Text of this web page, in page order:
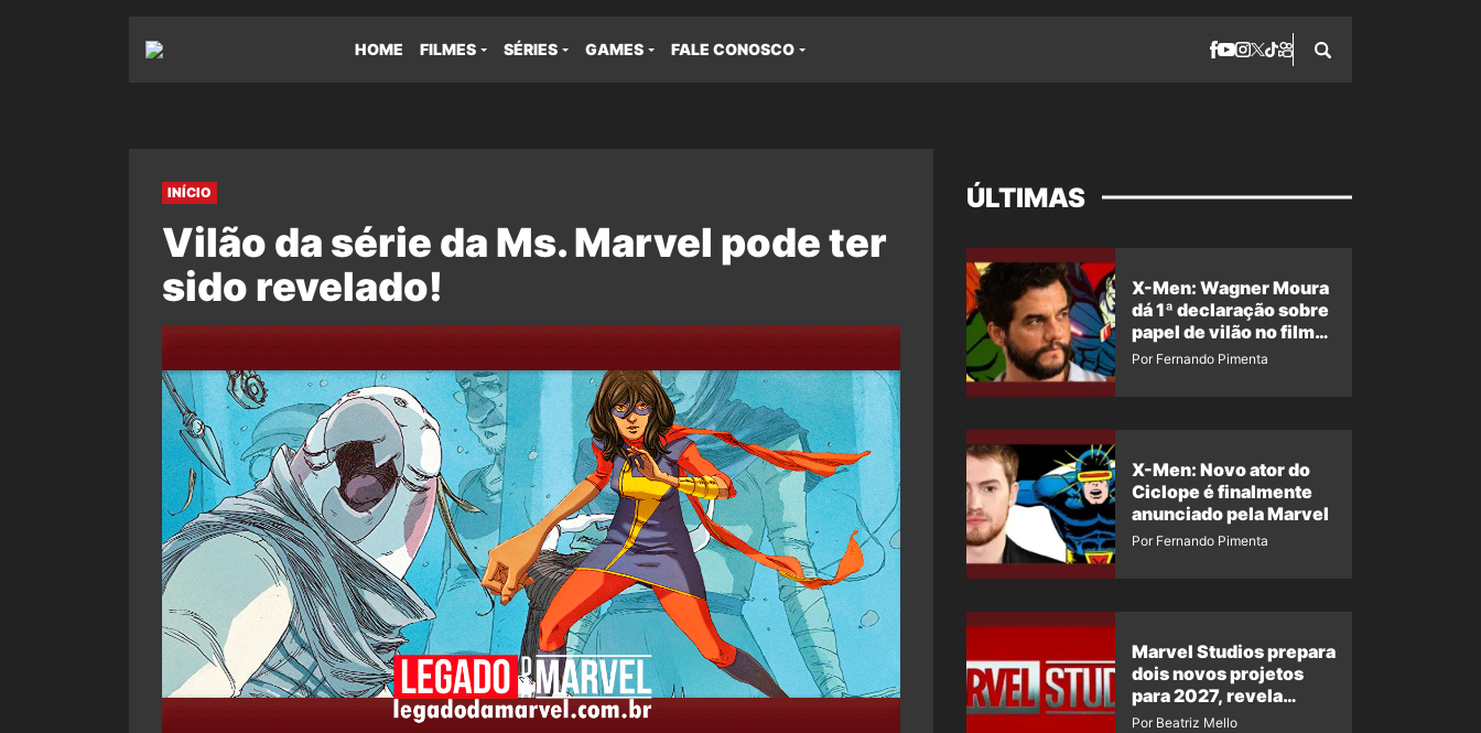
HOME FILMES SÉRIES GAMES FALE CONOSCO
INÍCIO
Vilão da série da Ms. Marvel pode ter
sido revelado!
ÚLTIMAS
X-Men: Wagner Moura
dá 1ª declaração sobre
papel de vilão no filme
da Marvel
Por Fernando Pimenta
X-Men: Novo ator do
Ciclope é finalmente
anunciado pela Marvel
Por Fernando Pimenta
Marvel Studios prepara
dois novos projetos
para 2027, revela
insider
Por Beatriz Mello